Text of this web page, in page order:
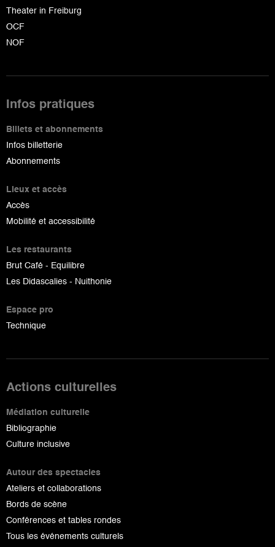
Theater in Freiburg
OCF
NOF
Infos pratiques
Billets et abonnements
Infos billetterie
Abonnements
Lieux et accès
Accès
Mobilité et accessibilité
Les restaurants
Brut Café - Equilibre
Les Didascalies - Nuithonie
Espace pro
Technique
Actions culturelles
Médiation culturelle
Bibliographie
Culture inclusive
Autour des spectacles
Ateliers et collaborations
Bords de scène
Conférences et tables rondes
Tous les événements culturels